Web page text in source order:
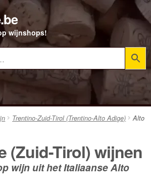
wijnshops!
Home
Alle Wijnen
Witte wijn
Trentino-Zuid-Tirol (Trentino-Alto Adige)
Alto
(Zuid-Tirol) wijnen
wijn uit het Italiaanse Alto